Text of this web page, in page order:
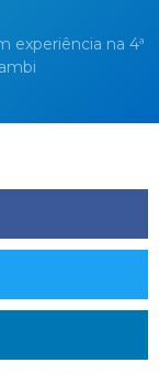
experiência na 4ª